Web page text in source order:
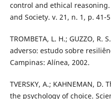
control and ethical
and Society. v. 21, n. 1, p. 41-
TROMBETA, L. H.; GUZZO,
adverso: estudo sobre
Campinas: Alínea, 2002.
TVERSKY, A.; KAHNEMAN,
the psychology of choice.